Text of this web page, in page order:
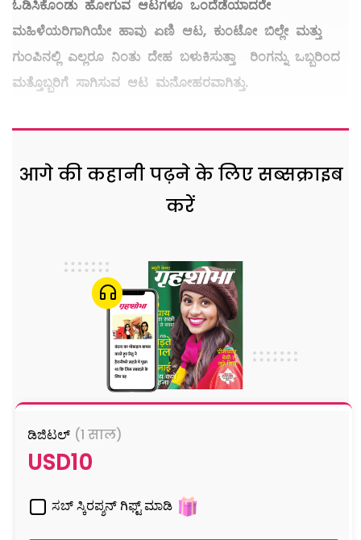
ಓಡಿಸಿಕೊಂಡು ಹೋಗುವ ಆಟಗಳೂ ಒಂದೆಡೆಯಾದರೇ
ಮಹಿಳೆಯರಿಗಾಗಿಯೇ ಹಾವು ಏಣಿ ಆಟ, ಕುಂಟೋ ಬಿಲ್ಲೇ ಮತ್ತು
ಗುಂಪಿನಲ್ಲಿ ಎಲ್ಲರೂ ನಿಂತು ದೇಹ ಬಳುಕಿಸುತ್ತಾ ರಿಂಗನ್ನು ಒಬ್ಬರಿಂದ
ಮತ್ತೊಬ್ಬರಿಗೆ ಸಾಗಿಸುವ ಆಟ ಮನೋಹರವಾಗಿತ್ತು.
आगे की कहानी पढ़ने के लिए सब्सक्राइब
करें
ಡಿಜಿಟಲ್ (1 साल)
USD10
ಸಬ್ ಸ್ಕಿರಪ್ಶನ್ ಗಿಫ್ಟ್ ಮಾಡಿ